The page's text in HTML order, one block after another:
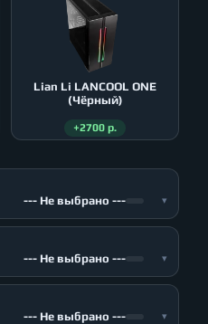
Lian Li LANCOOL ONE
(Чёрный)
+2700 р.
--- Не выбрано --- ▾
--- Не выбрано --- ▾
--- Не выбрано --- ▾